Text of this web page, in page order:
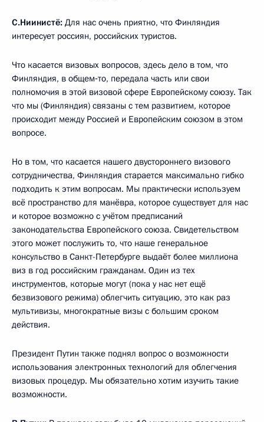
С.Ниинистё: Для нас очень приятно, что Финляндия
интересует россиян, российских туристов.
Что касается визовых вопросов, здесь дело в том, что
Финляндия, в общем‑то, передала часть или свои
полномочия в этой визовой сфере Европейскому союзу. Так
что мы (Финляндия) связаны с тем развитием, которое
происходит между Россией и Европейским союзом в этом
вопросе.
Но в том, что касается нашего двустороннего визового
сотрудничества, Финляндия старается максимально гибко
подходить к этим вопросам. Мы практически используем
всё пространство для манёвра, которое существует для нас
и которое возможно с учётом предписаний
законодательства Европейского союза. Свидетельством
этого может послужить то, что наше генеральное
консульство в Санкт-Петербурге выдаёт более миллиона
виз в год российским гражданам. Один из тех
инструментов, которые могут (пока у нас нет ещё
безвизового режима) облегчить ситуацию, это как раз
мультивизы, многократные визы с большим сроком
действия.
Президент Путин также поднял вопрос о возможности
использования электронных технологий для облегчения
визовых процедур. Мы обязательно хотим изучить такие
возможности.